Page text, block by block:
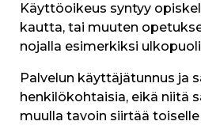
Käyttöoikeus syntyy
kautta, tai muuten
nojalla esimerkiksi
Palvelun käyttäjätunnus ja
henkilökohtaisia, eikä niitä
muulla tavoin siirtää